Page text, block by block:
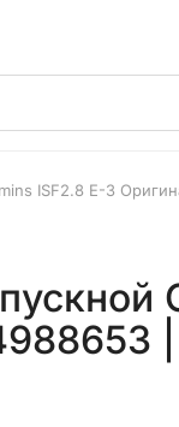
ISF2.8 Е-3
|